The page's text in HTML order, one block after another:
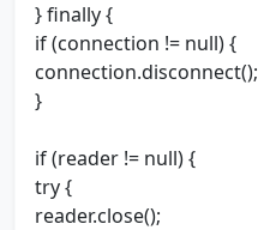
} finally {
if (connection != null) {
connection.disconnect();
}
if (reader != null) {
try {
reader.close();